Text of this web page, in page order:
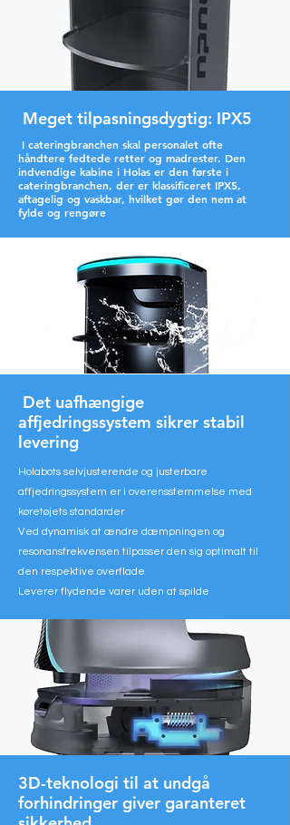
Meget tilpasningsdygtig: IPX5
I cateringbranchen skal personalet ofte
håndtere fedtede retter og madrester. Den
indvendige kabine i Holas er den første i
cateringbranchen, der er klassificeret IPX5,
aftagelig og vaskbar, hvilket gør den nem at
fylde og rengøre
Det uafhængige
affjedringssystem sikrer stabil
levering
Holabots selvjusterende og justerbare
affjedringssystem er i overensstemmelse med
køretøjets standarder
Ved dynamisk at ændre dæmpningen og
resonansfrekvensen tilpasser den sig optimalt til
den respektive overflade
Leverer flydende varer uden at spilde
3D-teknologi til at undgå
forhindringer giver garanteret